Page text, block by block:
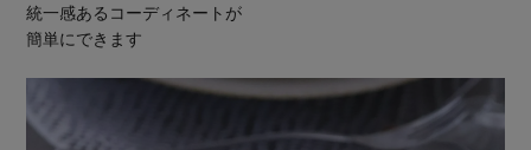
統一感あるコーディネートが
簡単にできます